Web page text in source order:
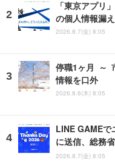
「東京アプリ
の個人情報漏
2026.8.7(金) 8:05
停職1ヶ月 ～
情報を口外
2026.8.6(木) 8:05
LINE GAMEで
に送信、総務
2026.8.7(金) 8:05